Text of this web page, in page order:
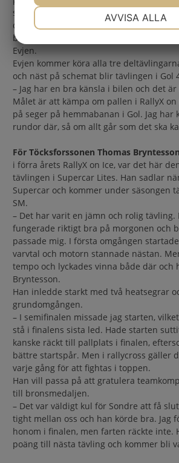
starten och trots att jag gjorde några
där. I finalen var banan spårig och jag
bilen runt banan, men det räckte till en
Evjen.
Evjen kommer köra alla tre
och näst på schemat blir tävlingen i Gol
– Jag har en bra känsla i bilen och det
Målet är att kämpa om pallen i RallyX
på seger på hemmabanan i Gol. Jag har
rundor där, så om allt går som det ska
För Töcksforssonen Thomas
i förra årets RallyX on Ice, var det här
tävlingen i Supercar Lites. Han sadlar
Supercar och kommer under säsongen
SM.
– Det har varit en jämn och rolig tävling.
fungerade riktigt bra på morgonen och
passade mig. I första omgången
varvtal och motorn stannade nästan.
tempo och lyckades vinna både där och
Bryntesson.
Han inledde starkt med två heatsegrar
grundomgången.
– I semifinalen missade jag starten,
stå i finalens sista led. Hade starten
kanske räckt till pallplats i finalen,
bättre startspår. Men i rallycross gäller
varje gång för att fightas i toppen.
Han vill passa på att gratulera
till bronsmedaljen.
– Det var väldigt kul för Sondre att få
tight mellan oss och han körde bra. Jag
honom i finalen, men farten räckte inte.
poäng till nästa tävling och kommer bli
AVVISA ALLA